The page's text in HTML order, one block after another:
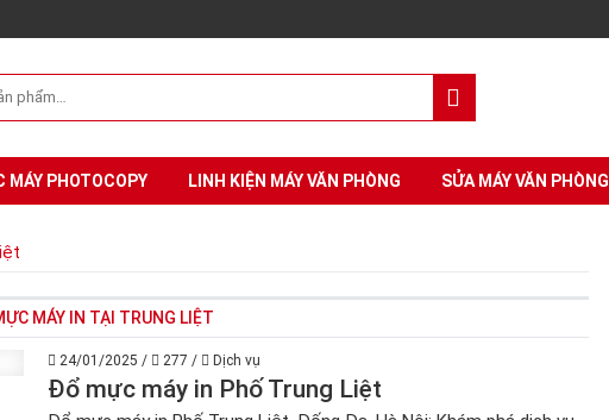
MÁY PHOTOCOPY LINH KIỆN MÁY VĂN PHÒNG SỬA MÁY VĂN PHÒNG
MÁY IN TẠI TRUNG LIỆT
24/01/2025 / 277 / Dịch vụ
Đổ mực máy in Phố Trung Liệt